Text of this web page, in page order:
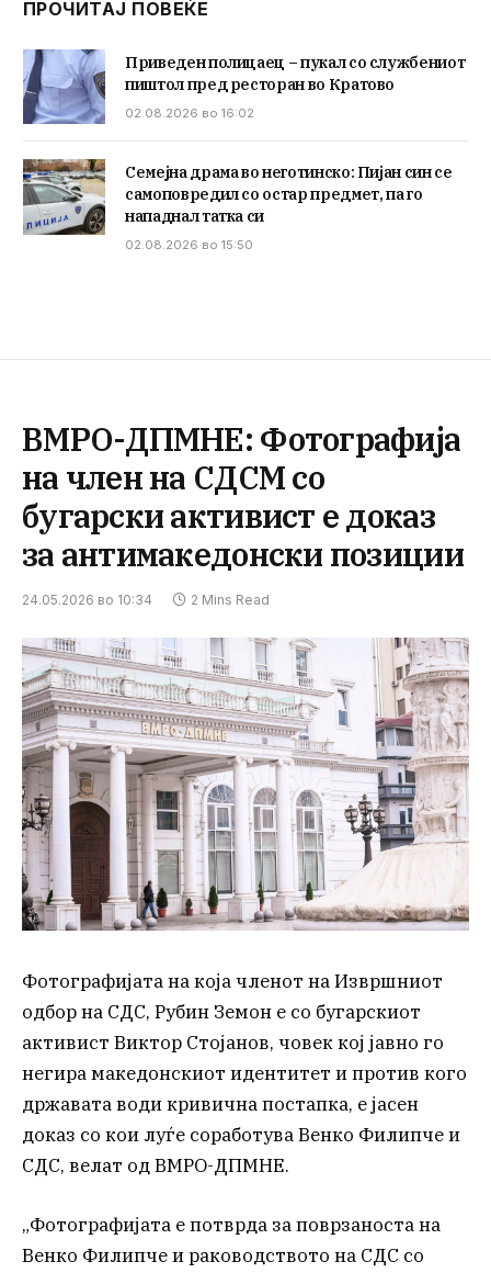
ПРОЧИТАЈ ПОВЕЌЕ
Приведен полицаец – пукал со службениот
пиштол пред ресторан во Кратово
02.08.2026 во 16:02
Семејна драма во неготинско: Пијан син се
самоповредил со остар предмет, па го
нападнал татка си
02.08.2026 во 15:50
ВМРО-ДПМНЕ: Фотографија
на член на СДСМ со
бугарски активист е доказ
за антимакедонски позиции
24.05.2026 во 10:34 2 Mins Read
Фотографијата на која членот на Извршниот
одбор на СДС, Рубин Земон е со бугарскиот
активист Виктор Стојанов, човек кој јавно го
негира македонскиот идентитет и против кого
државата води кривична постапка, е јасен
доказ со кои луѓе соработува Венко Филипче и
СДС, велат од ВМРО-ДПМНЕ.
„Фотографијата е потврда за поврзаноста на
Венко Филипче и раководството на СДС со